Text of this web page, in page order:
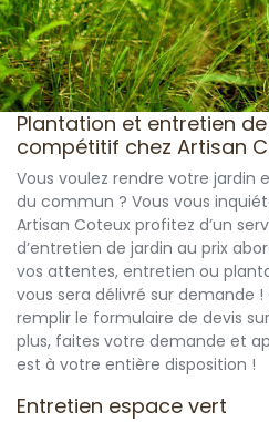
Plantation et entretien
compétitif chez Artisan
Vous voulez rendre votre jardin
du commun ? Vous vous
Artisan Coteux profitez d’un
d’entretien de jardin au prix
vos attentes, entretien ou
vous sera délivré sur demande
remplir le formulaire de devis
plus, faites votre demande et
est à votre entière disposition !
Entretien espace vert